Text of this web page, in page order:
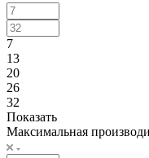
7
13
20
26
32
Показать
Максимальная